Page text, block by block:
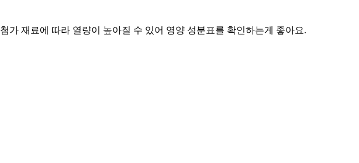
첨가 재료에 따라 열량이 높아질 수 있어 영양 성분표를 확인하는게 좋아요.